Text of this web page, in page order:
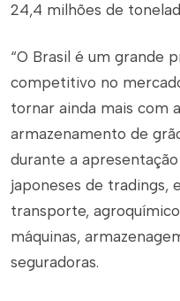
24,4 milhões de
“O Brasil é um grande
competitivo no
tornar ainda mais com
armazenamento de
durante a
japoneses de tradings,
transporte,
máquinas,
seguradoras.